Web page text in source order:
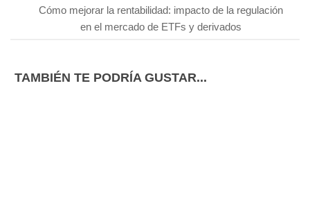
Cómo mejorar la rentabilidad: impacto de la regulación
en el mercado de ETFs y derivados
TAMBIÉN TE PODRÍA GUSTAR...